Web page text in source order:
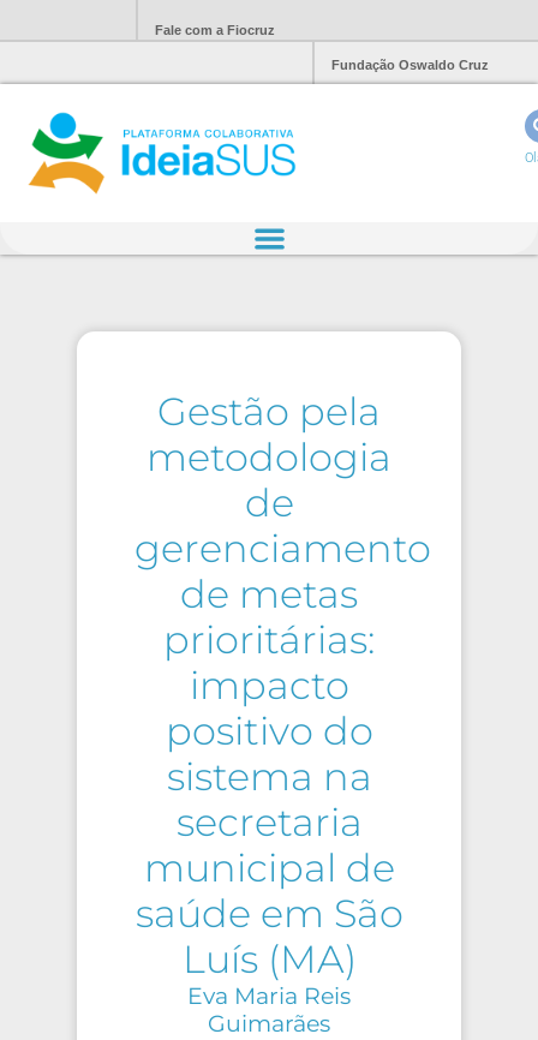
Fale com a Fiocruz
Fundação Oswaldo Cruz
Gestão pela
metodologia
de
gerenciamento
de metas
prioritárias:
impacto
positivo do
sistema na
secretaria
municipal de
saúde em São
Luís (MA)
Eva Maria Reis
Guimarães